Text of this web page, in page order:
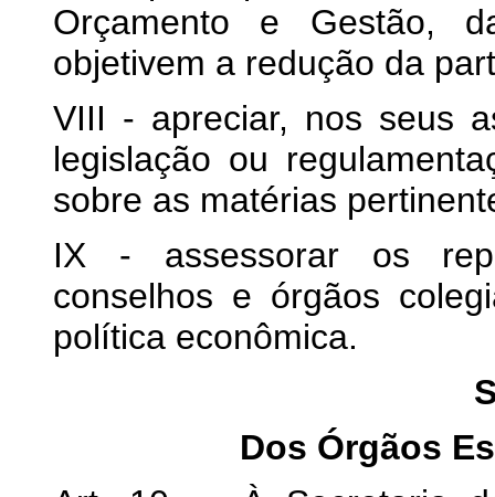
Orçamento e Gestão,
objetivem a redução da
VIII - apreciar, nos seus
legislação ou
sobre as matérias
IX - assessorar os
conselhos e órgãos
política econômica.
Dos Órgãos